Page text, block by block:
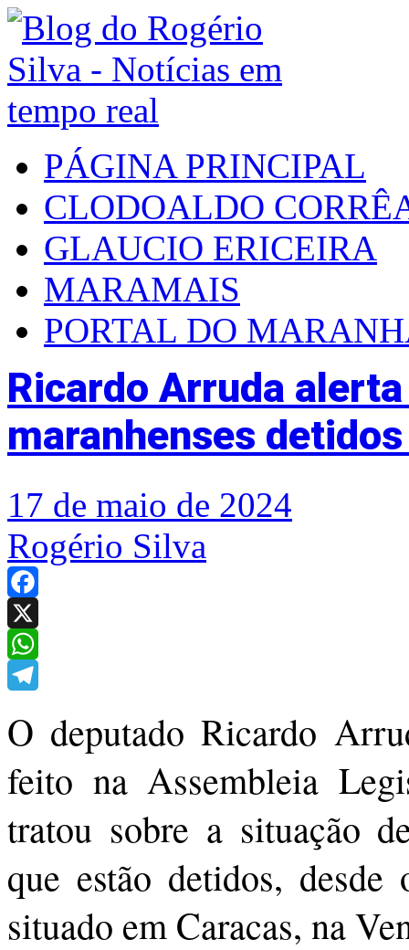
PÁGINA PRINCIPAL
CLODOALDO
GLAUCIO ERICEIRA
MARAMAIS
PORTAL DO
Ricardo Arruda
maranhenses
17 de maio de 2024
Rogério Silva
Facebook
X
WhatsApp
O deputado Ricardo
feito na Assembleia
tratou sobre a situação
que estão detidos,
situado em Caracas, na